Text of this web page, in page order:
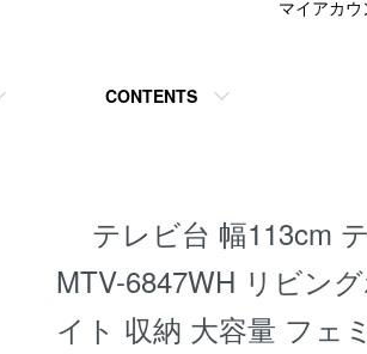
CONTENTS
マイアカウ
テレビ台 幅113cm
MTV-6847WH リビン
イト 収納 大容量 フェ